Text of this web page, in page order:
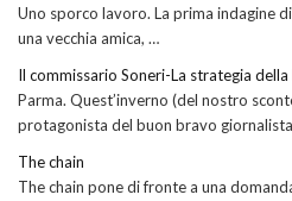
Uno sporco lavoro. La prima indagine
una vecchia amica, …
Il commissario Soneri-La strategia
Parma. Quest’inverno (del nostro
protagonista del buon bravo
The chain
The chain pone di fronte a una